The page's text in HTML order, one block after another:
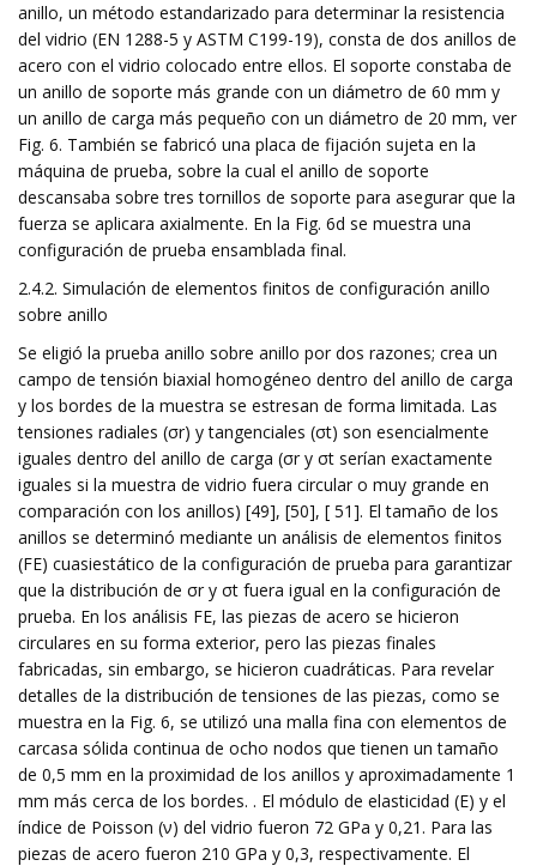
anillo, un método estandarizado para determinar la resistencia
del vidrio (EN 1288-5 y ASTM C199-19), consta de dos anillos de
acero con el vidrio colocado entre ellos. El soporte constaba de
un anillo de soporte más grande con un diámetro de 60 mm y
un anillo de carga más pequeño con un diámetro de 20 mm, ver
Fig. 6. También se fabricó una placa de fijación sujeta en la
máquina de prueba, sobre la cual el anillo de soporte
descansaba sobre tres tornillos de soporte para asegurar que la
fuerza se aplicara axialmente. En la Fig. 6d se muestra una
configuración de prueba ensamblada final.
2.4.2. Simulación de elementos finitos de configuración anillo
sobre anillo
Se eligió la prueba anillo sobre anillo por dos razones; crea un
campo de tensión biaxial homogéneo dentro del anillo de carga
y los bordes de la muestra se estresan de forma limitada. Las
tensiones radiales (σr) y tangenciales (σt) son esencialmente
iguales dentro del anillo de carga (σr y σt serían exactamente
iguales si la muestra de vidrio fuera circular o muy grande en
comparación con los anillos) [49], [50], [ 51]. El tamaño de los
anillos se determinó mediante un análisis de elementos finitos
(FE) cuasiestático de la configuración de prueba para garantizar
que la distribución de σr y σt fuera igual en la configuración de
prueba. En los análisis FE, las piezas de acero se hicieron
circulares en su forma exterior, pero las piezas finales
fabricadas, sin embargo, se hicieron cuadráticas. Para revelar
detalles de la distribución de tensiones de las piezas, como se
muestra en la Fig. 6, se utilizó una malla fina con elementos de
carcasa sólida continua de ocho nodos que tienen un tamaño
de 0,5 mm en la proximidad de los anillos y aproximadamente 1
mm más cerca de los bordes. . El módulo de elasticidad (E) y el
índice de Poisson (ν) del vidrio fueron 72 GPa y 0,21. Para las
piezas de acero fueron 210 GPa y 0,3, respectivamente. El